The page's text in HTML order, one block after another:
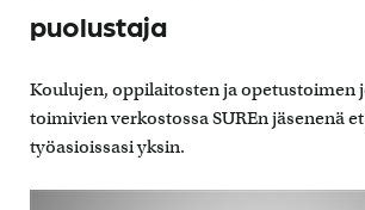
puolustaja
Koulujen, oppilaitosten ja opetustoimen
toimivien verkostossa SUREn jäsenenä
työasioissasi yksin.